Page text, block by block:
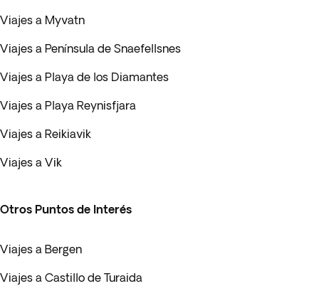
Viajes a Myvatn
Viajes a Península de Snaefellsnes
Viajes a Playa de los Diamantes
Viajes a Playa Reynisfjara
Viajes a Reikiavik
Viajes a Vik
Otros Puntos de Interés
Viajes a Bergen
Viajes a Castillo de Turaida